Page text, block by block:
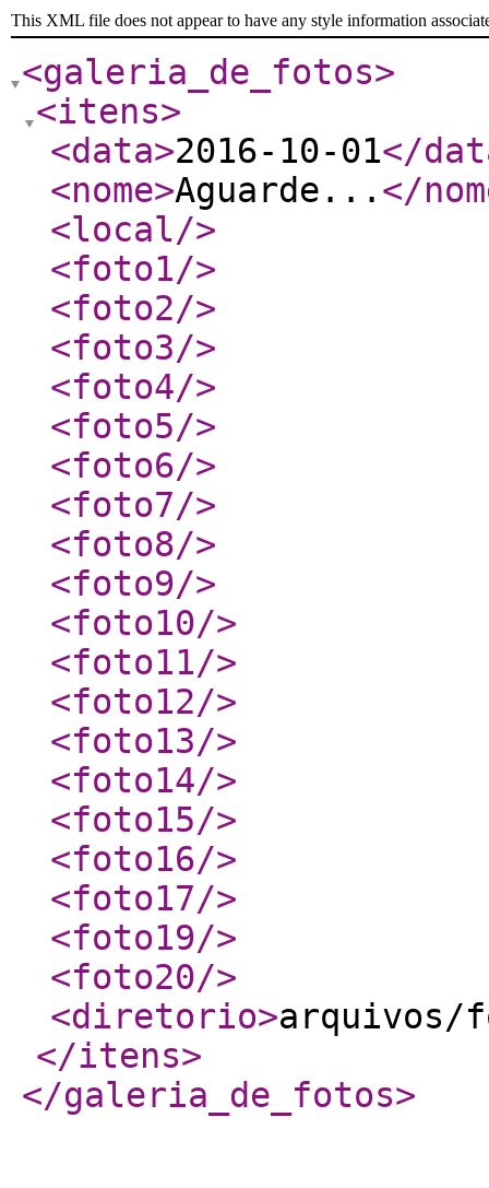
This XML file does not appear to have any style information
<galeria_de_fotos>
<itens>
<data>2016-10-01</
<nome>Aguarde... </
<local/>
<foto1/>
<foto2/>
<foto3/>
<foto4/>
<foto5/>
<foto6/>
<foto7/>
<foto8/>
<foto9/>
<foto10/>
<foto11/>
<foto12/>
<foto13/>
<foto14/>
<foto15/>
<foto16/>
<foto17/>
<foto19/>
<foto20/>
<diretorio>arquivos/
</itens>
</galeria_de_fotos>